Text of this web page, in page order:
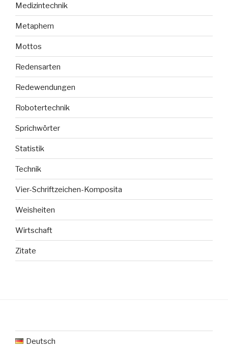
Medizintechnik
Metaphern
Mottos
Redensarten
Redewendungen
Robotertechnik
Sprichwörter
Statistik
Technik
Vier-Schriftzeichen-Komposita
Weisheiten
Wirtschaft
Zitate
Deutsch